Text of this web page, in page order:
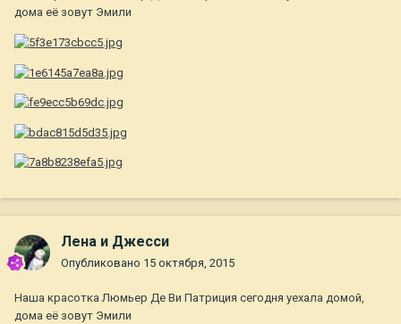
дома её зовут Эмили
Лена и Джесси
Опубликовано 15 октября, 2015
Наша красотка Люмьер Де Ви Патриция сегодня уехала домой,
дома её зовут Эмили